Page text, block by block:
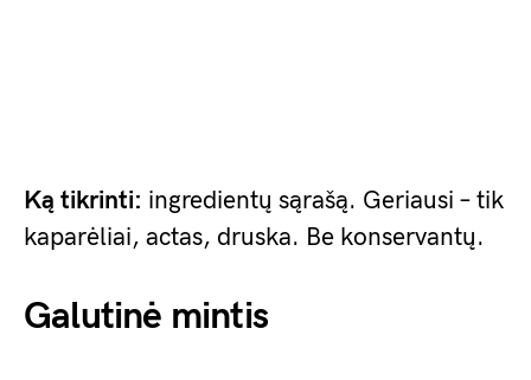
Ką tikrinti: ingredientų sąrašą. Geriausi – tik
kaparėliai, actas, druska. Be konservantų.
Galutinė mintis